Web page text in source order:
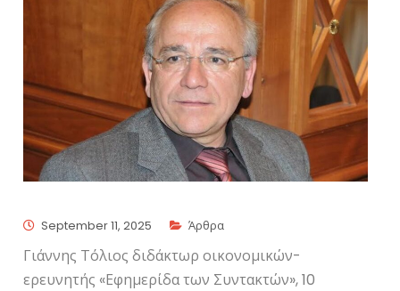
September 11, 2025 Άρθρα
Γιάννης Τόλιος διδάκτωρ οικονομικών-
ερευνητής «Εφημερίδα των Συντακτών», 10